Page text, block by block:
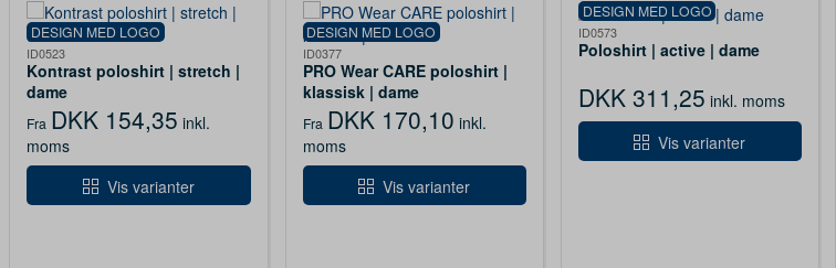
DESIGN MED LOGO
ID0523
Kontrast poloshirt | stretch |
dame
Fra DKK 154,35 inkl.
moms
Vis varianter
DESIGN MED LOGO
ID0377
PRO Wear CARE poloshirt |
klassisk | dame
Fra DKK 170,10 inkl.
moms
Vis varianter
DESIGN MED LOGO
ID0573
Poloshirt | active | dame
DKK 311,25 inkl. moms
Vis varianter